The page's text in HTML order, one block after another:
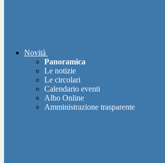
Novità
Panoramica
Le notizie
Le circolari
Calendario eventi
Albo Online
Amministrazione trasparente